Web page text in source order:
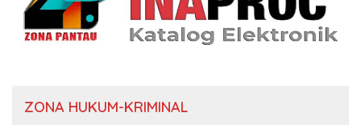
ZONA HUKUM-KRIMINAL